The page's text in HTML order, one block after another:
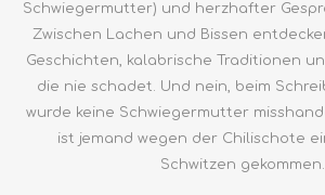
Schwiegermutter) und herzhafter
Zwischen Lachen und Bissen
Geschichten, kalabrische Traditionen
die nie schadet. Und nein, beim
wurde keine Schwiegermutter
ist jemand wegen der Chilischote
Schwitzen gekommen.